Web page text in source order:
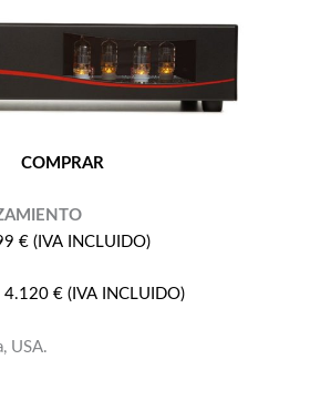
COMPRAR
€ (IVA INCLUIDO)
€ (IVA INCLUIDO)
USA.